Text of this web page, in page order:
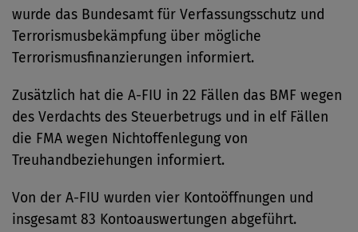
wurde das Bundesamt für Verfassungsschutz und
Terrorismusbekämpfung über mögliche
Terrorismusfinanzierungen informiert.
Zusätzlich hat die A-FIU in 22 Fällen das BMF wegen
des Verdachts des Steuerbetrugs und in elf Fällen
die FMA wegen Nichtoffenlegung von
Treuhandbeziehungen informiert.
Von der A-FIU wurden vier Kontoöffnungen und
insgesamt 83 Kontoauswertungen abgeführt.